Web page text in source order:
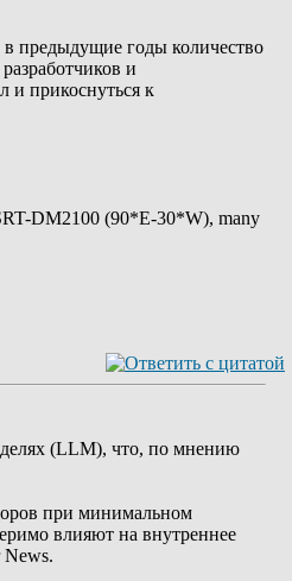
в предыдущие годы количество
и
и прикоснуться к
DM2100 (90*E-30*W), many
(LLM), что, по мнению
при минимальном
влияют на внутреннее
News.